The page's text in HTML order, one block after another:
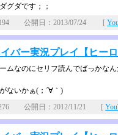
グダです；；
194 公開日：2013/07/24 [
バー実況プレイ【ヒー
ムなのにセリフ読んでばっかな
ないかぁ(；´∀｀)
276 公開日：2012/11/21 [